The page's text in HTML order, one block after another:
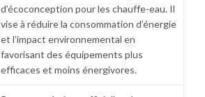
d’écoconception pour les chauffe-eau. Il
vise à réduire la consommation d’énergie
et l’impact environnemental en
favorisant des équipements plus
efficaces et moins énergivores.